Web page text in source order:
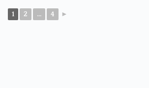
1 2 ... 4 ►